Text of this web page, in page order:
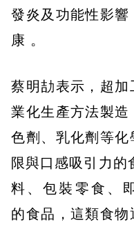
發炎及功能性影
康 。
蔡明劼表示，超
業化生產方法製
色劑、乳化劑等
限與口感吸引力的
料、包裝零食、
的食品，這類食